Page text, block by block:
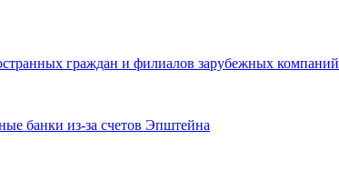
граждан и филиалов зарубежных компаний
банки из-за счетов Эпштейна